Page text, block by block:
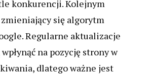
konkurencji. Kolejnym
się algorytm
Regularne aktualizacje
na pozycję strony w
dlatego ważne jest